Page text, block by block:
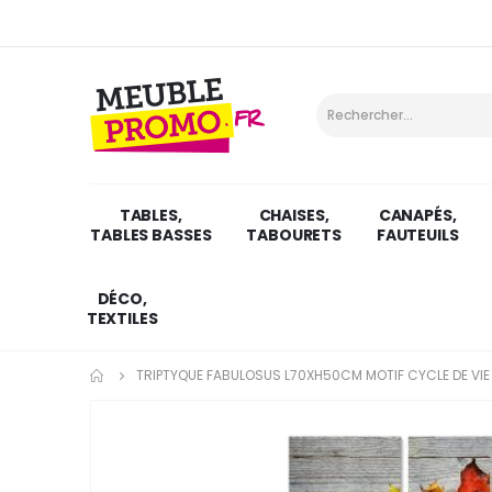
TABLES,
TABLES BASSES
CHAISES,
TABOURETS
CANAPÉS,
FAUTEUILS
DÉCO,
TEXTILES
TRIPTYQUE FABULOSUS L70XH50CM MOTIF CYCLE DE VIE